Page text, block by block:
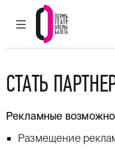
ГЛАВНОЕ МЕНЮ
Пермский
СТАТЬ
Рекламные
Размещение